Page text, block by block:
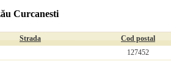
Curcanesti
Strada
Cod postal
127452